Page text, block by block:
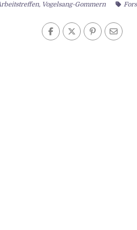
, Vogelsang-Gommern